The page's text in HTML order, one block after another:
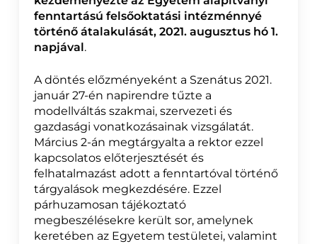
fenntartású felsőoktatási intézménnyé
történő átalakulását, 2021. augusztus hó 1.
napjával.
A döntés előzményeként a Szenátus 2021.
január 27-én napirendre tűzte a
modellváltás szakmai, szervezeti és
gazdasági vonatkozásainak vizsgálatát.
Március 2-án megtárgyalta a rektor ezzel
kapcsolatos előterjesztését és
felhatalmazást adott a fenntartóval történő
tárgyalások megkezdésére. Ezzel
párhuzamosan tájékoztató
megbeszélésekre került sor, amelynek
keretében az Egyetem testületei, valamint